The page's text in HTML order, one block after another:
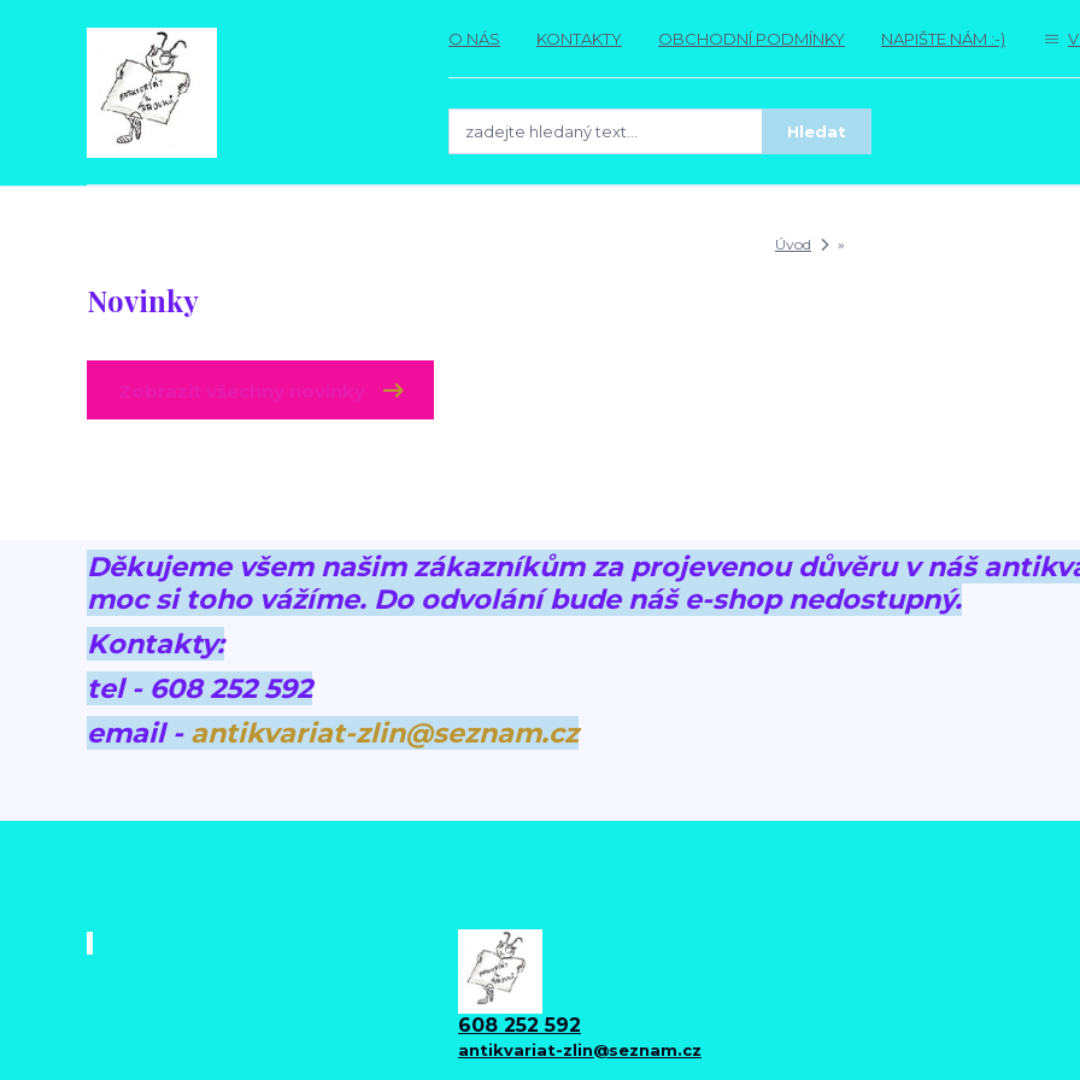
O NÁS KONTAKTY OBCHODNÍ PODMÍNKY NAPIŠTE NÁM :-)
Hledat
Úvod »
Novinky
Děkujeme všem našim zákazníkům za projevenou důvěru v náš
moc si toho vážíme. Do odvolání bude náš e-shop nedostupný.
Kontakty:
tel - 608 252 592
email - antikvariat-zlin@seznam.cz
608 252 592
antikvariat-zlin@seznam.cz